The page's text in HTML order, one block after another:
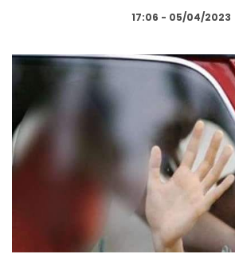
05/04/2023 - 17:06